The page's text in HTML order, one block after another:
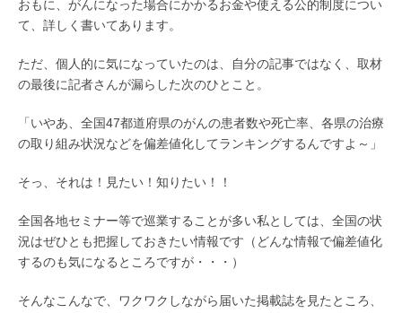
おもに、がんになった場合にかかるお金や使える公的制度につい
て、詳しく書いてあります。
ただ、個人的に気になっていたのは、自分の記事ではなく、取材
の最後に記者さんが漏らした次のひとこと。
「いやあ、全国47都道府県のがんの患者数や死亡率、各県の治療
の取り組み状況などを偏差値化してランキングするんですよ～」
そっ、それは！見たい！知りたい！！
全国各地セミナー等で巡業することが多い私としては、全国の状
況はぜひとも把握しておきたい情報です（どんな情報で偏差値化
するのも気になるところですが・・・）
そんなこんなで、ワクワクしながら届いた掲載誌を見たところ、